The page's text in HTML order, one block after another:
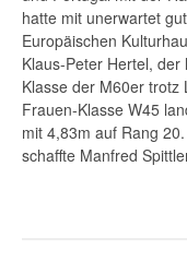
hatte mit unerwartet
Europäischen
Klaus-Peter Hertel,
Klasse der M60er
Frauen-Klasse W45
mit 4,83m auf Rang
schaffte Manfred